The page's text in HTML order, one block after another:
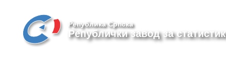
Република Српска
Републички завод за